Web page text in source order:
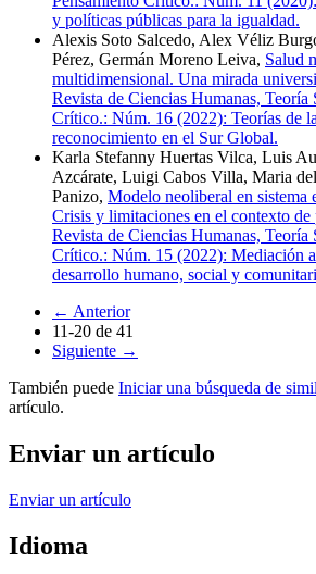
y políticas públicas para la igualdad.
Alexis Soto Salcedo, Alex Véliz
Pérez, Germán Moreno Leiva, Salud
multidimensional. Una mirada
Revista de Ciencias Humanas, Teoría
Crítico.: Núm. 16 (2022): Teorías de
reconocimiento en el Sur Global.
Karla Stefanny Huertas Vilca, Luis
Azcárate, Luigi Cabos Villa, Maria
Panizo, Modelo neoliberal en sistema
Crisis y limitaciones en el contexto de
Revista de Ciencias Humanas, Teoría
Crítico.: Núm. 15 (2022): Mediación
desarrollo humano, social y
← Anterior
11-20 de 41
Siguiente →
También puede Iniciar una búsqueda de
artículo.
Enviar un artículo
Enviar un artículo
Idioma